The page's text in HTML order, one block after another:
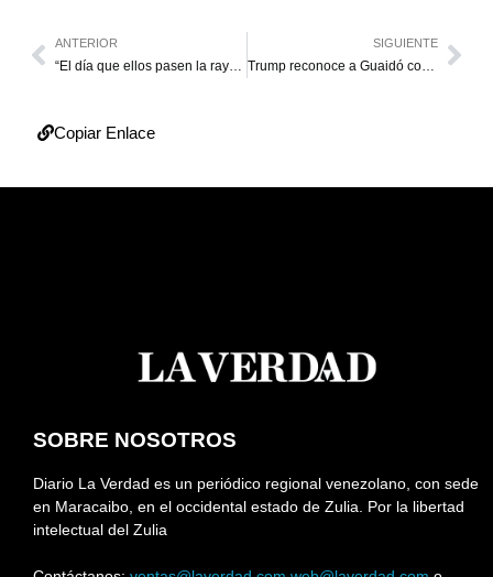
ANTERIOR SIGUIENTE
Trump reconoce a Guaidó como presidente legítimo de Venezuela
Copiar Enlace
SOBRE NOSOTROS
Diario La Verdad es un periódico regional venezolano, con sede
en Maracaibo, en el occidental estado de Zulia. Por la libertad
intelectual del Zulia